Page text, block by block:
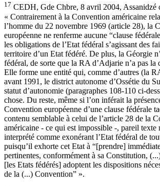
17 CEDH, Gde Chbre, 8 avril 2004, Assanidzé
« Contrairement à la Convention américaine
l’homme du 22 novembre 1969 (article 28), la
européenne ne renferme aucune “clause
les obligations de l’Etat fédéral s’agissant des
territoire d’un Etat fédéré. De plus, la Géorgie
fédéral, de sorte que la RA d’Adjarie n’a pas la
Elle forme une entité qui, comme d’autres (la
avant 1991, le district autonome d’Ossétie du
statut d’autonomie (paragraphes 108-110 ci-
chose. Du reste, même si l’on inférait la
Convention européenne d’une clause fédérale
contenu semblable à celui de l’article 28 de la
américaine - ce qui est impossible -, pareil texte
interprété comme exonérant l’Etat fédéral de
puisqu’il exhorte cet Etat à “[prendre]
pertinentes, conformément à sa Constitution,
[les Etats fédérés] adoptent les dispositions
de la (...) Convention” ».